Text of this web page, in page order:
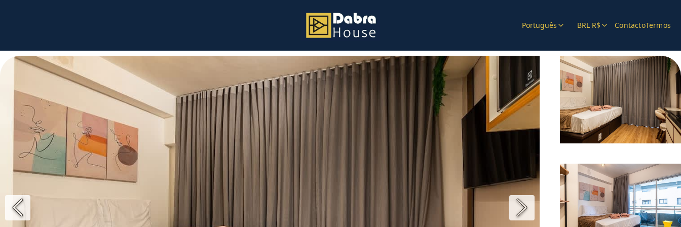
Português BRL R$ ContactoTermos